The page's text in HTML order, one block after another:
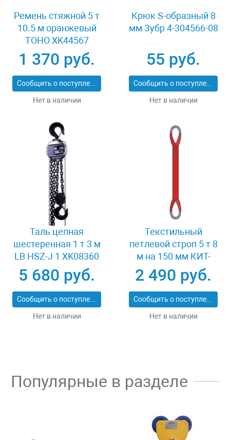
Ремень стяжной 5 т
10.5 м оранжевый
TOHO XK44567
1 370 руб.
Сообщить о поступлении
Нет в наличии
Крюк S-образный 8
мм Зубр 4-304566-08
55 руб.
Сообщить о поступлении
Нет в наличии
Таль цепная
шестеренная 1 т 3 м
LB HSZ-J 1 XK08360
5 680 руб.
Сообщить о поступлении
Нет в наличии
Текстильный
петлевой строп 5 т 8
м на 150 мм КИТ-
СТП-5-8
2 490 руб.
Сообщить о поступлении
Нет в наличии
Популярные в разделе